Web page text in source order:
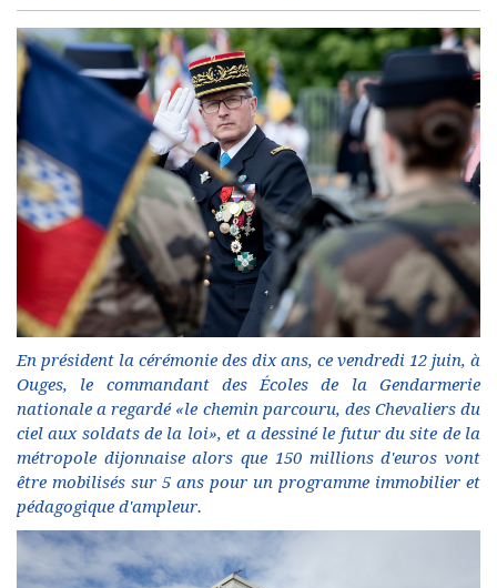
En président la cérémonie des dix ans, ce vendredi 12 juin, à
Ouges, le commandant des Écoles de la Gendarmerie
nationale a regardé «le chemin parcouru, des Chevaliers du
ciel aux soldats de la loi», et a dessiné le futur du site de la
métropole dijonnaise alors que 150 millions d'euros vont
être mobilisés sur 5 ans pour un programme immobilier et
pédagogique d'ampleur.